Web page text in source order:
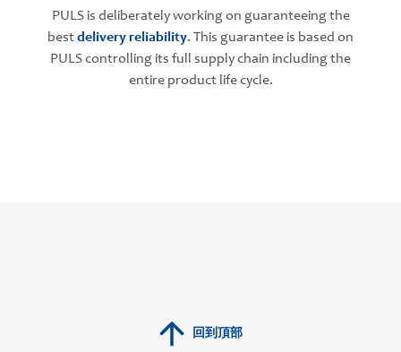
PULS is deliberately working on guaranteeing the
bestdelivery reliability. This guarantee is based on
PULS controlling its full supply chain including the
entire product life cycle.
回到頂部